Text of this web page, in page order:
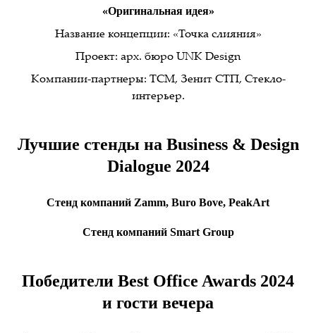
«Оригинальная идея»
Название концепции: «Точка слияния»
Проект: арх. бюро UNK Design
Компании-партнеры: TCM, Зенит СТП, Стекло-
интерьер.
Лучшие стенды на Business & Design
Dialogue 2024
Стенд компаний Zamm, Buro Bove, PeakArt
Стенд компаний Smart Group
Победители Best Office Awards 2024
и гости вечера